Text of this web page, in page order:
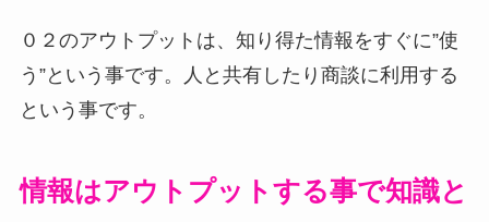
０２のアウトプットは、知り得た情報をすぐに”使
う”という事です。人と共有したり商談に利用する
という事です。
情報はアウトプットする事で知識と